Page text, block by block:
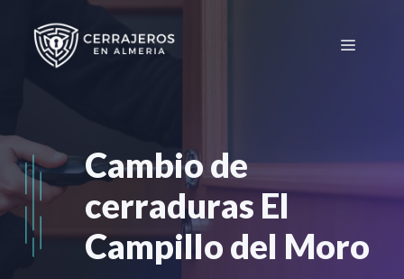
contenido
Menú
Cambio de
cerraduras El
Campillo del Moro